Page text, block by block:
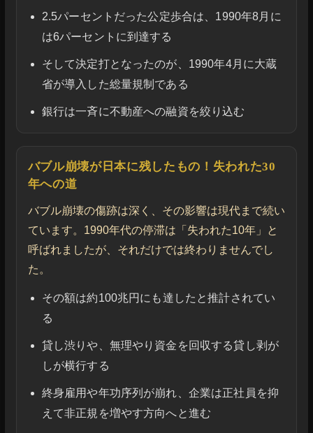
2.5パーセントだった公定歩合は、1990年8月に
は6パーセントに到達する
そして決定打となったのが、1990年4月に大蔵
省が導入した総量規制である
銀行は一斉に不動産への融資を絞り込む
バブル崩壊が日本に残したもの！失われた30
年への道
バブル崩壊の傷跡は深く、その影響は現代まで続い
ています。1990年代の停滞は「失われた10年」と
呼ばれましたが、それだけでは終わりませんでし
た。
その額は約100兆円にも達したと推計されてい
る
貸し渋りや、無理やり資金を回収する貸し剥が
しが横行する
終身雇用や年功序列が崩れ、企業は正社員を抑
えて非正規を増やす方向へと進む